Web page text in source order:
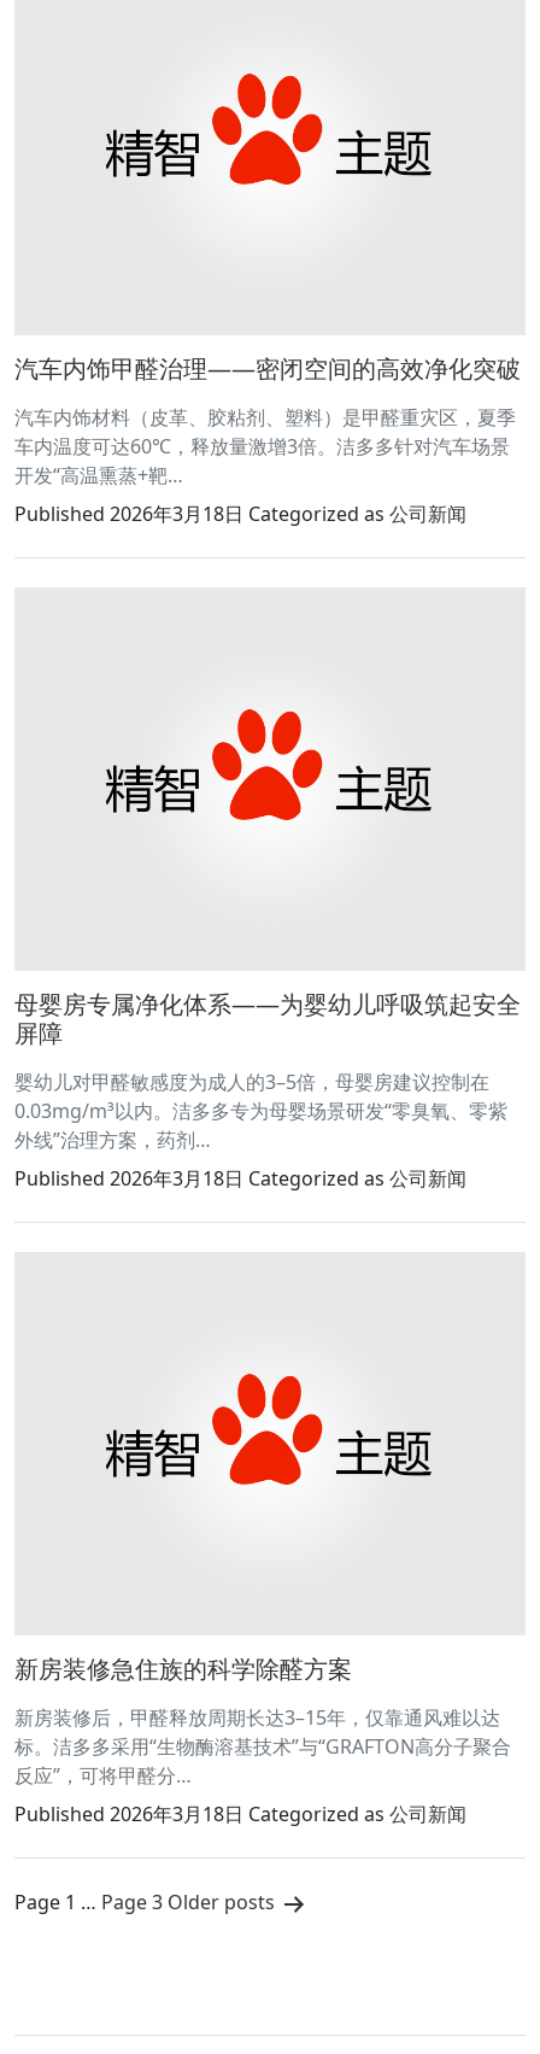
汽车内饰甲醛治理——密闭空间的高效净化突破
汽车内饰材料（皮革、胶粘剂、塑料）是甲醛重灾区，夏季
车内温度可达60℃，释放量激增3倍。洁多多针对汽车场景
开发“高温熏蒸+靶…
Published 2026年3月18日 Categorized as 公司新闻
母婴房专属净化体系——为婴幼儿呼吸筑起安全
屏障
婴幼儿对甲醛敏感度为成人的3–5倍，母婴房建议控制在
0.03mg/m³以内。洁多多专为母婴场景研发“零臭氧、零紫
外线”治理方案，药剂…
Published 2026年3月18日 Categorized as 公司新闻
新房装修急住族的科学除醛方案
新房装修后，甲醛释放周期长达3–15年，仅靠通风难以达
标。洁多多采用“生物酶溶基技术”与“GRAFTON高分子聚合
反应”，可将甲醛分…
Published 2026年3月18日 Categorized as 公司新闻
文
Page 1 … Page 3 Older posts